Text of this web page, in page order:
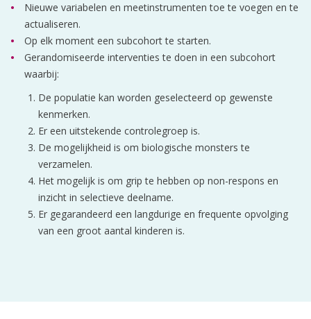
Nieuwe variabelen en meetinstrumenten toe te voegen en te
actualiseren.
Op elk moment een subcohort te starten.
Gerandomiseerde interventies te doen in een subcohort
waarbij:
De populatie kan worden geselecteerd op gewenste
kenmerken.
Er een uitstekende controlegroep is.
De mogelijkheid is om biologische monsters te
verzamelen.
Het mogelijk is om grip te hebben op non-respons en
inzicht in selectieve deelname.
Er gegarandeerd een langdurige en frequente opvolging
van een groot aantal kinderen is.